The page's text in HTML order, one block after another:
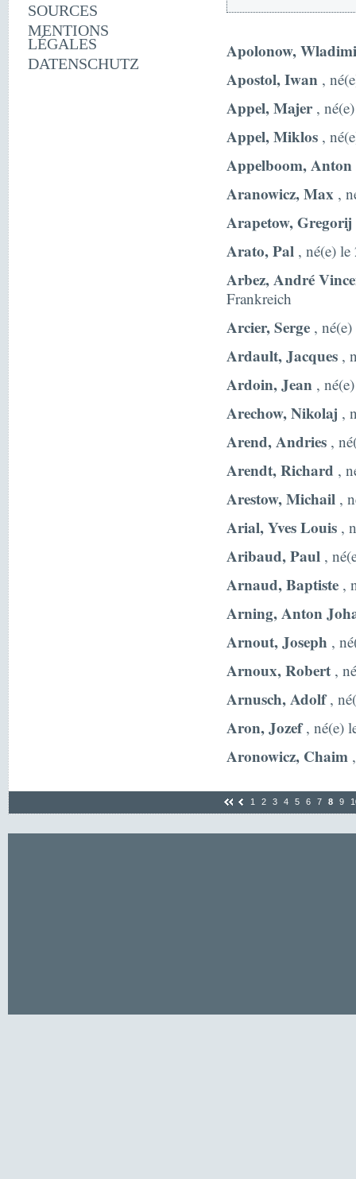
SOURCES
MENTIONS
LÉGALES
DATENSCHUTZ
Apolonow,
Apostol, Iwan ,
Appel, Majer,
Appel, Miklos ,
Appelboom, Anton
Aranowicz, Max ,
Arapetow, Gregorij
Arato, Pal , né(e)
Arbez, André
Frankreich
Arcier, Serge ,
Ardault, Jacques ,
Ardoin, Jean ,
Arechow, Nikolaj ,
Arend, Andries ,
Arendt, Richard ,
Arestow, Michail ,
Arial, Yves Louis ,
Aribaud, Paul ,
Arnaud, Baptiste ,
Arning, Anton
Arnout, Joseph ,
Arnoux, Robert ,
Arnusch, Adolf,
Aron, Jozef, né(e)
Aronowicz, Chaim
1 2 3 4 5 6 7 8 9